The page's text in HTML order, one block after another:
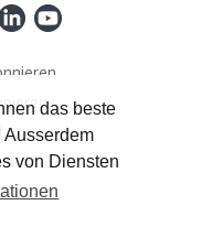
das beste
von Diensten